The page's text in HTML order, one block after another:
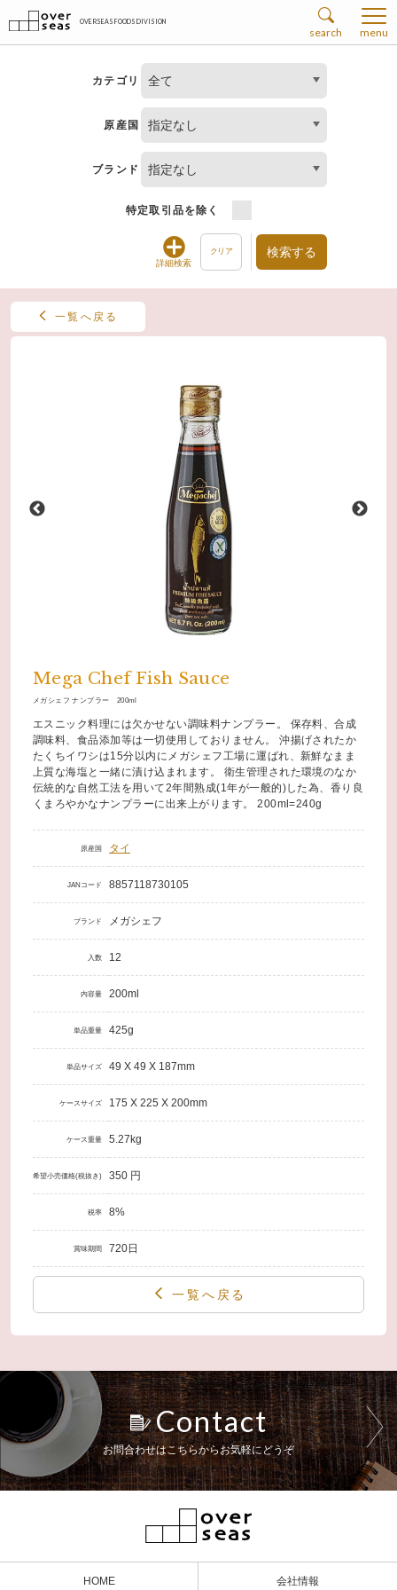
OVERSEAS FOODS DIVISION
search menu
カテゴリ 全て
原産国 指定なし
ブランド 指定なし
特定取引品を除く
詳細検索
クリア 検索する
一覧へ戻る
Mega Chef Fish Sauce
メガシェフ ナンプラー 200ml
エスニック料理には欠かせない調味料ナンプラー。 保存料、合成
調味料、食品添加等は一切使用しておりません。 沖揚げされたか
たくちイワシは15分以内にメガシェフ工場に運ばれ、新鮮なまま
上質な海塩と一緒に漬け込まれます。 衛生管理された環境のなか
伝統的な自然工法を用いて2年間熟成(1年が一般的)した為、香り良
くまろやかなナンプラーに出来上がります。 200ml=240g
原産国 タイ
JANコード 8857118730105
ブランド メガシェフ
入数 12
内容量 200ml
単品重量 425g
単品サイズ 49 X 49 X 187mm
ケースサイズ 175 X 225 X 200mm
ケース重量 5.27kg
希望小売価格(税抜き) 350 円
税率 8%
賞味期間 720日
一覧へ戻る
Contact
お問合わせはこちらからお気軽にどうぞ
HOME 会社情報